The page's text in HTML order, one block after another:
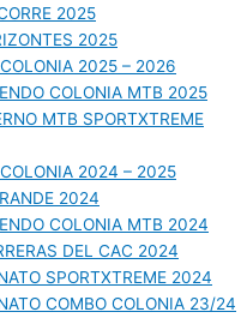
2025
2025
2025 – 2026
COLONIA MTB 2025
MTB SPORTXTREME
2024 – 2025
2024
COLONIA MTB 2024
DEL CAC 2024
SPORTXTREME 2024
COMBO COLONIA 23/24